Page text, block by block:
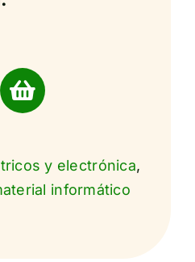
y electrónica,
informático